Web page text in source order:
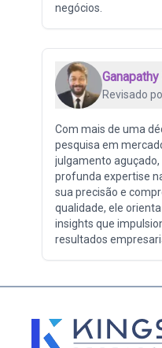
negócios.
Revisado
Com mais de uma
pesquisa em
julgamento
profunda expertise
sua precisão e
qualidade, ele
insights que
resultados